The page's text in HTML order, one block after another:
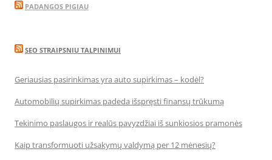
PADANGOS PIGIAU
SEO STRAIPSNIU TALPINIMUI
Geriausias pasirinkimas yra auto supirkimas – kodėl?
Automobilių supirkimas padeda išspręsti finansų trūkumą
Tekinimo paslaugos ir realūs pavyzdžiai iš sunkiosios pramonės
Kaip transformuoti užsakymų valdymą per 12 mėnesių?